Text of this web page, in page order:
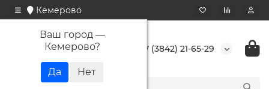
Кемерово
Ваш город —
Кемерово? +7 (3842) 21-65-29